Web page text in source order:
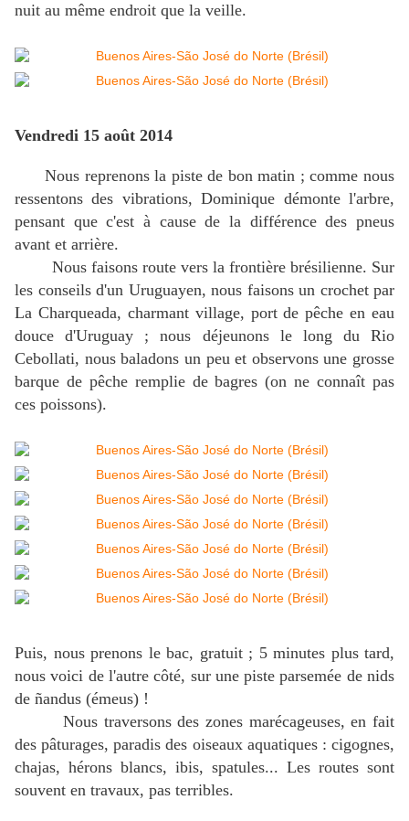
nuit au même endroit que la veille.
Vendredi 15 août 2014
Nous reprenons la piste de bon matin ; comme nous
ressentons des vibrations, Dominique démonte l'arbre,
pensant que c'est à cause de la différence des pneus
avant et arrière.
Nous faisons route vers la frontière brésilienne. Sur
les conseils d'un Uruguayen, nous faisons un crochet par
La Charqueada, charmant village, port de pêche en eau
douce d'Uruguay ; nous déjeunons le long du Rio
Cebollati, nous baladons un peu et observons une grosse
barque de pêche remplie de bagres (on ne connaît pas
ces poissons).
Puis, nous prenons le bac, gratuit ; 5 minutes plus tard,
nous voici de l'autre côté, sur une piste parsemée de nids
de ñandus (émeus) !
Nous traversons des zones marécageuses, en fait
des pâturages, paradis des oiseaux aquatiques : cigognes,
chajas, hérons blancs, ibis, spatules... Les routes sont
souvent en travaux, pas terribles.